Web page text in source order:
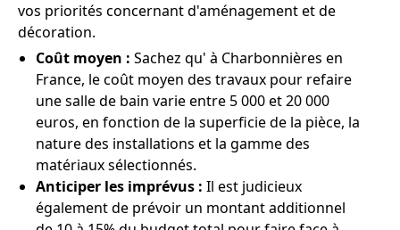
vos priorités concernant d'aménagement et de
décoration.
Coût moyen : Sachez qu' à Charbonnières en
France, le coût moyen des travaux pour refaire
une salle de bain varie entre 5 000 et 20 000
euros, en fonction de la superficie de la pièce, la
nature des installations et la gamme des
matériaux sélectionnés.
Anticiper les imprévus : Il est judicieux
également de prévoir un montant additionnel